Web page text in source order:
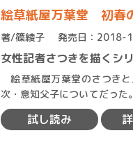
絵草紙屋万葉堂 初春
著/篠綾子 発売日：2018-
女性記者さつきを描くシ
絵草紙屋万葉堂のさつき
次・意知父子についてだった
の内容だったため、世間の評
試し読み